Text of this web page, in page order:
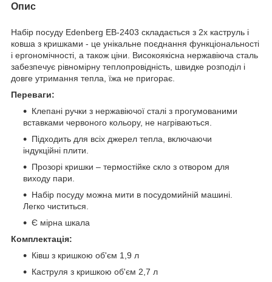
Опис
Набір посуду Edenberg EB-2403 складається з 2х каструль і
ковша з кришками - це унікальне поєднання функціональності
і ергономічності, а також ціни. Високоякісна нержавіюча сталь
забезпечує рівномірну теплопровідність, швидке розподіл і
довге утримання тепла, їжа не пригорає.
Переваги:
Клепані ручки з нержавіючої сталі з прогумованими
вставками червоного кольору, не нагріваються.
Підходить для всіх джерел тепла, включаючи
індукційні плити.
Прозорі кришки – термостійке скло з отвором для
виходу пари.
Набір посуду можна мити в посудомийній машині.
Легко чиститься.
Є мірна шкала
Комплектація:
Ківш з кришкою об'єм 1,9 л
Каструля з кришкою об'єм 2,7 л